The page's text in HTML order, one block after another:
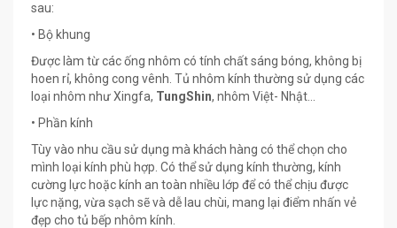
sau:
• Bộ khung
Được làm từ các ống nhôm có tính chất sáng bóng, không bị
hoen rỉ, không cong vênh. Tủ nhôm kính thường sử dụng các
loại nhôm như Xingfa, TungShin, nhôm Việt- Nhật...
• Phần kính
Tùy vào nhu cầu sử dụng mà khách hàng có thể chọn cho
mình loại kính phù hợp. Có thể sử dụng kính thường, kính
cường lực hoặc kính an toàn nhiều lớp để có thể chịu được
lực nặng, vừa sạch sẽ và dễ lau chùi, mang lại điểm nhấn vẻ
đẹp cho tủ bếp nhôm kính.